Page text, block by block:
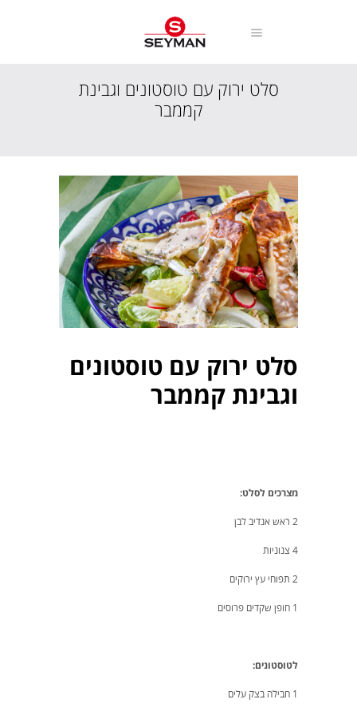
סלט ירוק עם טוסטונים וגבינת
קממבר
סלט ירוק עם טוסטונים וגבינת קממבר
סלט ירוק עם טוסטונים
וגבינת קממבר
מצרכים לסלט:
2 ראש אנדיב לבן
4 צנוניות
2 תפוחי עץ ירוקים
1 חופן שקדים פרוסים
לטוסטונים:
1 חבילה בצק עלים